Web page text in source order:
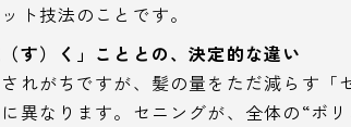
ト技法のことです。
す）く」こととの、決定的な違い
れがちですが、髪の量をただ減らす「
異なります。セニングが、全体の“ボ